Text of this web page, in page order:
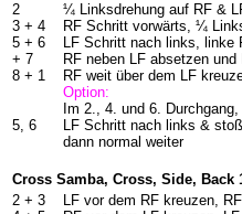
2
3 + 4
5 + 6
+ 7
8 + 1
5, 6
¼ Linksdrehung auf RF &
RF Schritt vorwärts, ¼
LF Schritt nach links, linke
RF neben LF absetzen
RF weit über dem LF
Option:
Im 2., 4. und 6.
LF Schritt nach links &
dann normal weiter
Cross Samba, Cross, Side, Back
2 + 3
LF vor dem RF kreuzen,